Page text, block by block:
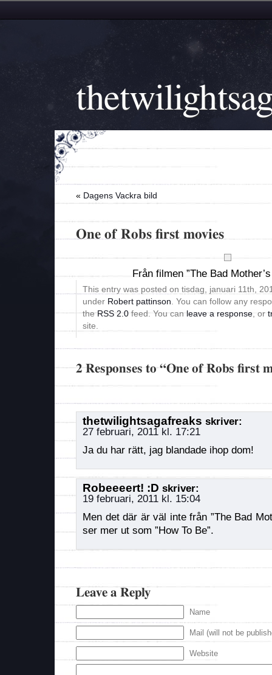
« Dagens Vackra bild
One of Robs first movies
Från filmen ”The Bad
This entry was posted on tisdag, januari 11th,
under Robert pattinson . You can follow any
theRSS 2.0 feed. You can leave a response , or
site.
2 Responses to “One of Robs first
thetwilightsagafreaks skriver:
27 februari, 2011 kl. 17:21
Ja du har rätt, jag blandade ihop dom!
Robeeeert! :D skriver:
19 februari, 2011 kl. 15:04
Men det där är väl inte från ”The Bad
ser mer ut som ”How To Be”.
Leave a Reply
Name
Mail (will not be
Website